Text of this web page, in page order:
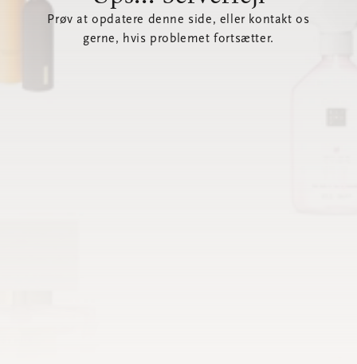
Prøv at opdatere denne side, eller kontakt os
gerne, hvis problemet fortsætter.